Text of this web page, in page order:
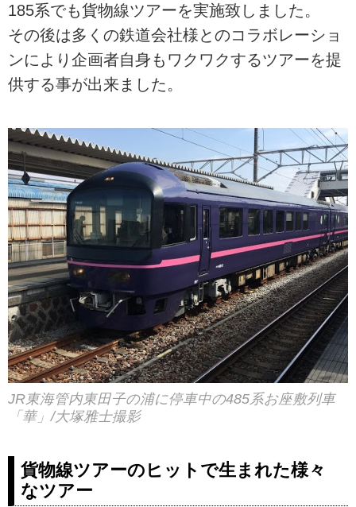
185系でも貨物線ツアーを実施致しました。
その後は多くの鉄道会社様とのコラボレーショ
ンにより企画者自身もワクワクするツアーを提
供する事が出来ました。
JR東海管内東田子の浦に停車中の485系お座敷列車
「華」/大塚雅士撮影
貨物線ツアーのヒットで生まれた様々
なツアー